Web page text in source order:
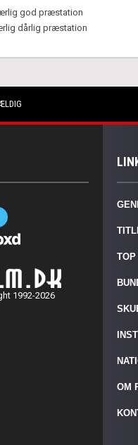
god præstation
dårlig præstation
1992-2026
TOP
OM